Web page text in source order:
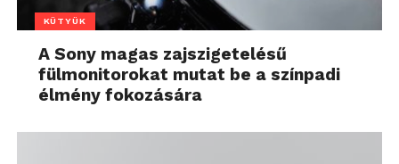
KÜTYÜK
A Sony magas zajszigetelésű
fülmonitorokat mutat be a színpadi
élmény fokozására